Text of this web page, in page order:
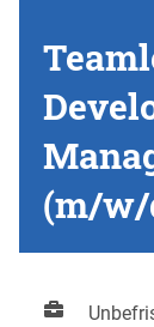
(m/